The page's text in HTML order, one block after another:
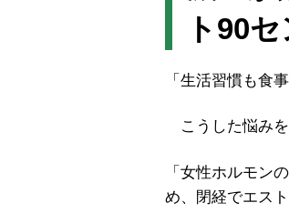
ト90
「生活習慣も食
こうした悩みを
「女性ホルモン
め、閉経でエス